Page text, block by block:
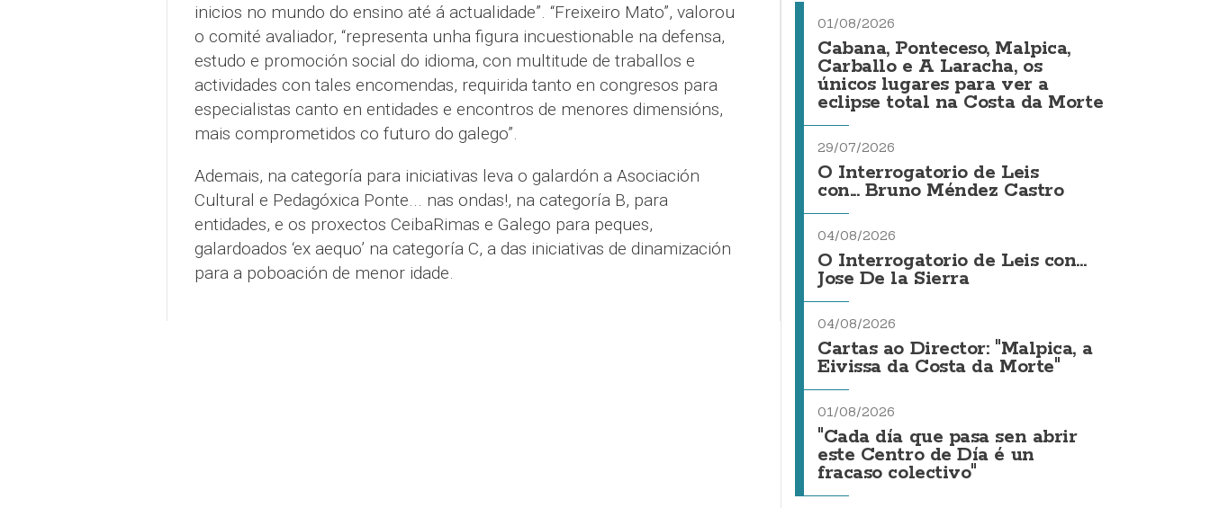
inicios no mundo do ensino até á actualidade”. “Freixeiro Mato”, valorou
o comité avaliador, “representa unha figura incuestionable na defensa,
estudo e promoción social do idioma, con multitude de traballos e
actividades con tales encomendas, requirida tanto en congresos para
especialistas canto en entidades e encontros de menores dimensións,
mais comprometidos co futuro do galego”.
Ademais, na categoría para iniciativas leva o galardón a Asociación
Cultural e Pedagóxica Ponte... nas ondas!, na categoría B, para
entidades, e os proxectos CeibaRimas e Galego para peques,
galardoados ‘ex aequo’ na categoría C, a das iniciativas de dinamización
para a poboación de menor idade.
01/08/2026
Cabana, Ponteceso, Malpica,
Carballo e A Laracha, os
únicos lugares para ver a
eclipse total na Costa da Morte
29/07/2026
O Interrogatorio de Leis
con... Bruno Méndez Castro
04/08/2026
O Interrogatorio de Leis con...
Jose De la Sierra
04/08/2026
Cartas ao Director: "Malpica, a
Eivissa da Costa da Morte"
01/08/2026
"Cada día que pasa sen abrir
este Centro de Día é un
fracaso colectivo"